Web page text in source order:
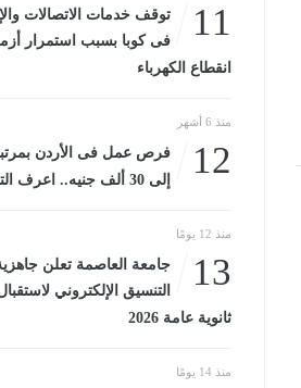
11
توقف خدمات الاتصالات
فى كوبا بسبب استمرار
انقطاع الكهرباء
منذ 6 أشهر
12
فرص عمل فى الأردن
إلى 30 ألف جنيه.. اعرف التفاصيل
منذ 12 يومًا
13
جامعة العاصمة تعلن
التنسيق الإلكتروني
ثانوية عامة 2026
منذ 14 يومًا